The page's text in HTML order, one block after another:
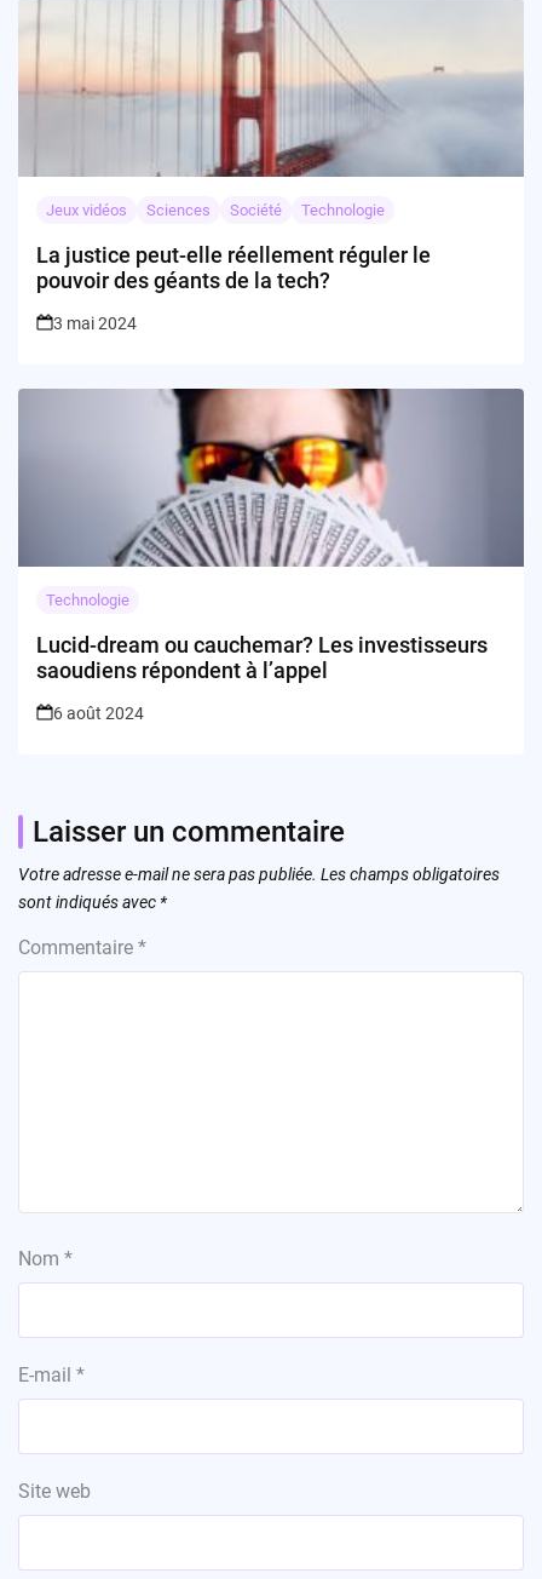
Jeux vidéos Sciences Société Technologie
La justice peut-elle réellement réguler le
pouvoir des géants de la tech?
3 mai 2024
Technologie
Lucid-dream ou cauchemar? Les investisseurs
saoudiens répondent à l’appel
6 août 2024
Laisser un commentaire
Votre adresse e-mail ne sera pas publiée. Les champs obligatoires
sont indiqués avec *
Commentaire *
Nom *
E-mail *
Site web